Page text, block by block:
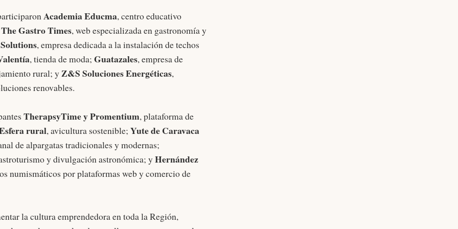
Academia Educma, centro educativo
The Gastro Times, web especializada en gastronomía y
, empresa dedicada a la instalación de techos
, tienda de moda; Guatazales, empresa de
rural; yZ&S Soluciones Energéticas,
renovables.
TherapsyTime y Promentium, plataforma de
rural, avicultura sostenible; Yute de Caravaca
de alpargatas tradicionales y modernas;
y divulgación astronómica; yHernández
numismáticos por plataformas web y comercio de
la cultura emprendedora en toda la Región,